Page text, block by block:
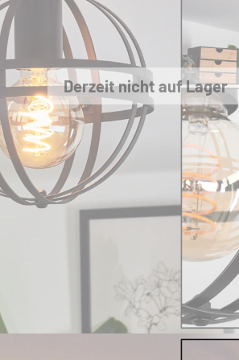
Derzeit nicht auf Lager